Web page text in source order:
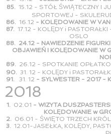
85. 15.12 - STÓŁ
SPORTOWEJ -
86. 16.12 - KOLĘDOWANIE W
87. 17.12 - KOLĘDY i
OSLO
88. 24.12 - NAWIEDZENIE
OBJAWIEŃ I KOLĘDOWANIE W
89. 26.12 - SPOTKANIE
90. 31. 12 - KOLĘDY i
91. 31. 12 - SYLWESTER - 2017 -
2018
1. 02.01 - WIZYTA
KOLĘDOWANIE w
2. 06.01 - ŚWIĘTO TRZECH
3. 12.01-JASEŁKA, KOLĘDY,